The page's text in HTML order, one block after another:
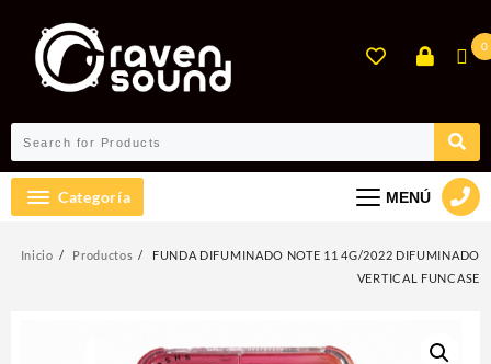
contenido
0
Categoría MENÚ
Inicio Productos
FUNDA DIFUMINADO NOTE 11 4G/2022 DIFUMINADO
VERTICAL FUNCASE